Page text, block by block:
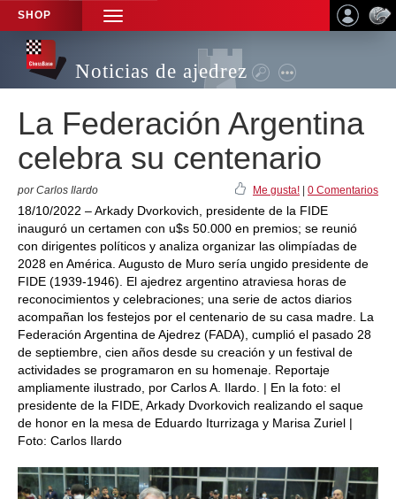
SHOP
TOGGLE
NAVIGATION
Noticias de ajedrez
La Federación Argentina
celebra su centenario
por Carlos Ilardo Me gusta! 0 Comentarios
18/10/2022 – Arkady Dvorkovich, presidente de la FIDE
inauguró un certamen con u$s 50.000 en premios; se reunió
con dirigentes políticos y analiza organizar las olimpíadas de
2028 en América. Augusto de Muro sería ungido presidente de
FIDE (1939-1946). El ajedrez argentino atraviesa horas de
reconocimientos y celebraciones; una serie de actos diarios
acompañan los festejos por el centenario de su casa madre. La
Federación Argentina de Ajedrez (FADA), cumplió el pasado 28
de septiembre, cien años desde su creación y un festival de
actividades se programaron en su homenaje. Reportaje
ampliamente ilustrado, por Carlos A. Ilardo. | En la foto: el
presidente de la FIDE, Arkady Dvorkovich realizando el saque
de honor en la mesa de Eduardo Iturrizaga y Marisa Zuriel |
Foto: Carlos Ilardo